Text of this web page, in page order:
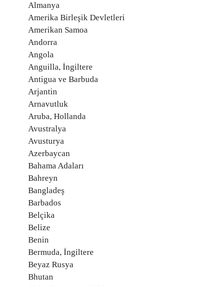
Almanya
Amerika Birleşik Devletleri
Amerikan Samoa
Andorra
Angola
Anguilla, İngiltere
Antigua ve Barbuda
Arjantin
Arnavutluk
Aruba, Hollanda
Avustralya
Avusturya
Azerbaycan
Bahama Adaları
Bahreyn
Bangladeş
Barbados
Belçika
Belize
Benin
Bermuda, İngiltere
Beyaz Rusya
Bhutan